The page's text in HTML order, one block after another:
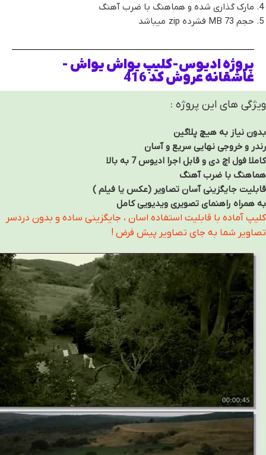
مارک گذاری شده و هماهنگ با ضرب آهنگ
حجم 73 MB فشرده zip میباشد
پروژه ادیوس-کلیپ یواش یواش -
عاشقانه عروش کد 416
ویژگی های این پروژه :
بدون نیاز به هیچ پلاگین
رندر و خروجی نهایی سریع و آسان
کاملا فول اچ دی و قابل اجرا ادیوس 7 به بالا
هماهنگ با ضرب آهنگ
قابلیت جایگزینی آسان تصاویر (عکس یا فیلم )
به همراه راهنمای تصویری ویدیویی کامل
کلیپ آماده با قابلیت استفاده اسان ، جایگزینی ساده و بدون دردسر
تصاویر شما به جای تصاویر پیش فرض !